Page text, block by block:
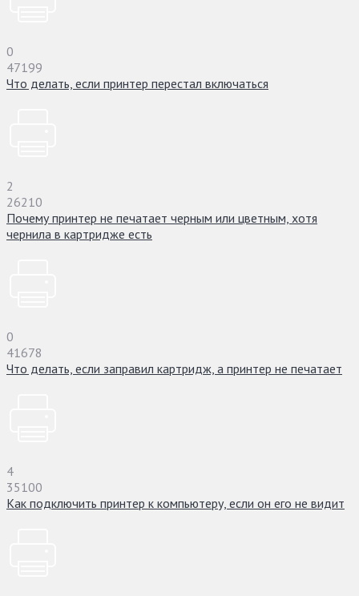
0
47199
Что делать, если принтер перестал включаться
2
26210
Почему принтер не печатает черным или цветным, хотя
чернила в картридже есть
0
41678
Что делать, если заправил картридж, а принтер не печатает
4
35100
Как подключить принтер к компьютеру, если он его не видит